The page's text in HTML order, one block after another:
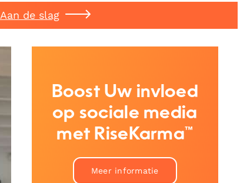
Aan de slag
Boost Uw invloed
op sociale media
met RiseKarma™
Meer informatie